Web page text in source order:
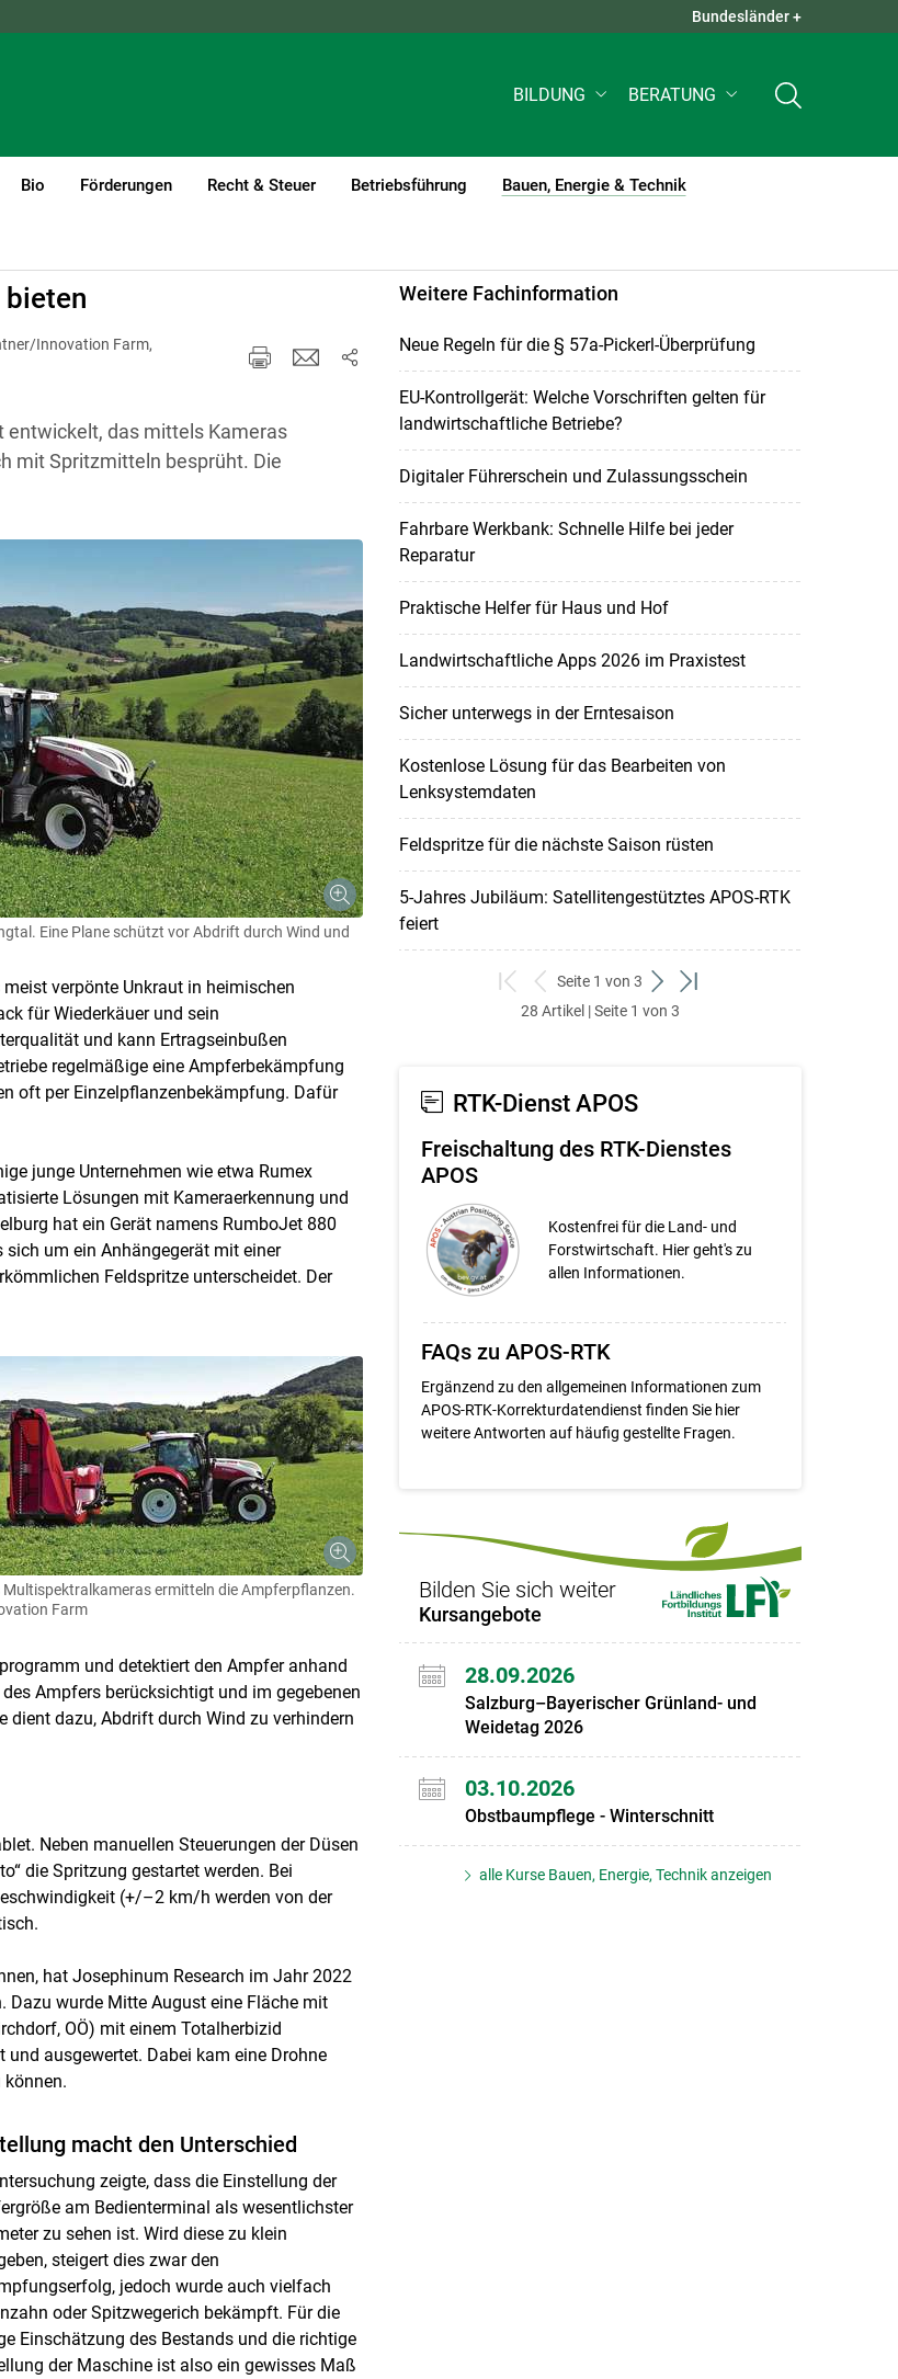
QUICK LINKS +
Bundesländer +
BILDUNG BERATUNG
Bio Förderungen Recht & Steuer Betriebsführung Bauen, Energie & Technik
(current)1
Innovation Farm,
entwickelt, das mittels Kameras
mit Spritzmitteln besprüht. Die
Eine Plane schützt vor Abdrift durch Wind und
verpönte Unkraut in heimischen
für Wiederkäuer und sein
und kann Ertragseinbußen
regelmäßige eine Ampferbekämpfung
oft per Einzelpflanzenbekämpfung. Dafür
junge Unternehmen wie etwa Rumex
Lösungen mit Kameraerkennung und
hat ein Gerät namens RumboJet 880
um ein Anhängegerät mit einer
Feldspritze unterscheidet. Der
Multispektralkameras ermitteln die Ampferpflanzen.
Farm
und detektiert den Ampfer anhand
Ampfers berücksichtigt und im gegebenen
dient dazu, Abdrift durch Wind zu verhindern
Neben manuellen Steuerungen der Düsen
die Spritzung gestartet werden. Bei
(+/–2 km/h werden von der
hat Josephinum Research im Jahr 2022
Dazu wurde Mitte August eine Fläche mit
OÖ) mit einem Totalherbizid
ausgewertet. Dabei kam eine Drohne
macht den Unterschied
zeigte, dass die Einstellung der
am Bedienterminal als wesentlichster
zu sehen ist. Wird diese zu klein
steigert dies zwar den
jedoch wurde auch vielfach
oder Spitzwegerich bekämpft. Für die
Einschätzung des Bestands und die richtige
der Maschine ist also ein gewisses Maß
Weitere Fachinformation
Neue Regeln für die § 57a-Pickerl-Überprüfung
EU-Kontrollgerät: Welche Vorschriften gelten für
landwirtschaftliche Betriebe?
Digitaler Führerschein und Zulassungsschein
Fahrbare Werkbank: Schnelle Hilfe bei jeder
Reparatur
Praktische Helfer für Haus und Hof
Landwirtschaftliche Apps 2026 im Praxistest
Sicher unterwegs in der Erntesaison
Kostenlose Lösung für das Bearbeiten von
Lenksystemdaten
Feldspritze für die nächste Saison rüsten
5-Jahres Jubiläum: Satellitengestütztes APOS-RTK
feiert
zum
ersten
zurück
zum
Seite 1 von 3
weiter
zum
zum
28 Artikel | Seite 1 von 3
RTK-Dienst APOS
Freischaltung des RTK-Dienstes
APOS
Kostenfrei für die Land- und
Forstwirtschaft. Hier geht's zu
allen Informationen.
FAQs zu APOS-RTK
Ergänzend zu den allgemeinen Informationen zum
APOS-RTK-Korrekturdatendienst finden Sie hier
weitere Antworten auf häufig gestellte Fragen.
Bilden Sie sich weiter
Kursangebote
28.09.2026
Salzburg–Bayerischer Grünland- und
Weidetag 2026
03.10.2026
Obstbaumpflege - Winterschnitt
alle Kurse Bauen, Energie, Technik anzeigen